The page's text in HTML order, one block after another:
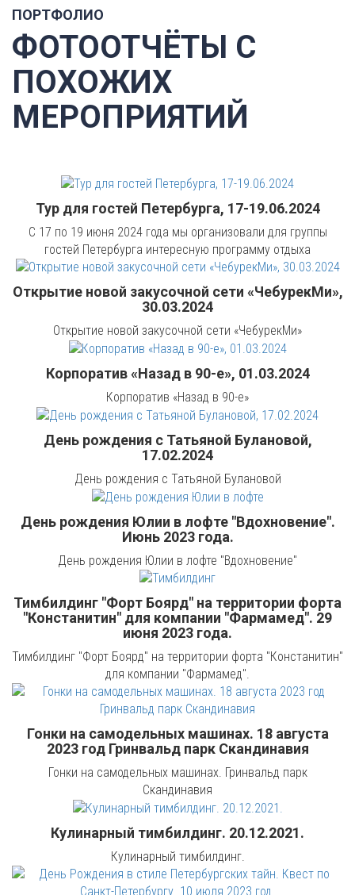
ПОРТФОЛИО
ФОТООТЧЁТЫ С
ПОХОЖИХ
МЕРОПРИЯТИЙ
Тур для гостей Петербурга, 17-19.06.2024
С 17 по 19 июня 2024 года мы организовали для группы
гостей Петербурга интересную программу отдыха
Открытие новой закусочной сети «ЧебурекМи»,
30.03.2024
Открытие новой закусочной сети «ЧебурекМи»
Корпоратив «Назад в 90-е», 01.03.2024
Корпоратив «Назад в 90-е»
День рождения с Татьяной Булановой,
17.02.2024
День рождения с Татьяной Булановой
День рождения Юлии в лофте "Вдохновение".
Июнь 2023 года.
День рождения Юлии в лофте "Вдохновение"
Тимбилдинг "Форт Боярд" на территории форта
"Констанитин" для компании "Фармамед". 29
июня 2023 года.
Тимбилдинг "Форт Боярд" на территории форта "Констанитин"
для компании "Фармамед".
Гонки на самодельных машинах. 18 августа
2023 год Гринвальд парк Скандинавия
Гонки на самодельных машинах. Гринвальд парк
Скандинавия
Кулинарный тимбилдинг. 20.12.2021.
Кулинарный тимбилдинг.